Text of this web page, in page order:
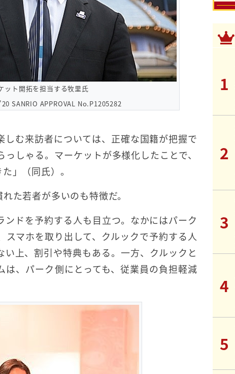
ット開拓を担当する牧里氏
APPROVAL No.P1205282
む来訪者については、正確な国籍が把握で
しゃる。マーケットが多様化したことで、
」（同氏）。
た若者が多いのも特徴だ。
ドを予約する人も目立つ。なかにはパーク
マホを取り出して、クルックで予約する人
上、割引や特典もある。一方、クルックと
、パーク側にとっても、従業員の負担軽減